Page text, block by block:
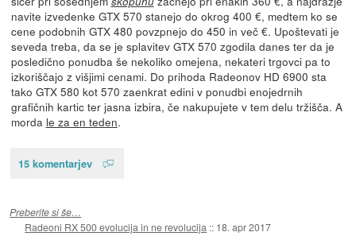
navite izvedenke GTX 570 stanejo do okrog 400 €, medtem ko se
cene podobnih GTX 480 povzpnejo do 450 in več €. Upoštevati je
seveda treba, da se je splavitev GTX 570 zgodila danes ter da je
posledično ponudba še nekoliko omejena, nekateri trgovci pa to
izkoriščajo z višjimi cenami. Do prihoda Radeonov HD 6900 sta
tako GTX 580 kot 570 zaenkrat edini v ponudbi enojedrnih
grafičnih kartic ter jasna izbira, če nakupujete v tem delu tržišča. A
morda le za en teden.
15 komentarjev
Preberite si še…
Radeoni RX 500 evolucija in ne revolucija :: 18. apr 2017